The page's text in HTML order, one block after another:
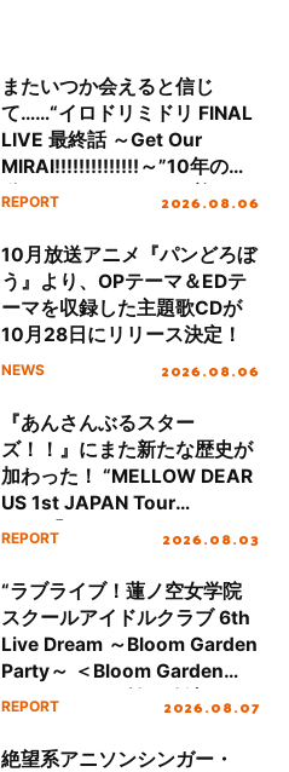
またいつか会えると信じ
て……“イロドリミドリ FINAL
LIVE 最終話 ～Get Our
MIRAI!!!!!!!!!!!!!!～”10年の活
動を経てファイナルを迎える
REPORT 2026.08.06
10月放送アニメ『パンどろぼ
う』より、OPテーマ＆EDテ
ーマを収録した主題歌CDが
10月28日にリリース決定！
NEWS 2026.08.06
『あんさんぶるスター
ズ！！』にまた新たな歴史が
加わった！ “MELLOW DEAR
US 1st JAPAN Tour
Final「NICE to meet YOU
ート!!
REPORT 2026.08.03
“ラブライブ！蓮ノ空女学院
スクールアイドルクラブ 6th
Live Dream ～Bloom Garden
Party～ ＜Bloom Garden
Party Stage／埼玉公演＞”
REPORT 2026.08.07
絶望系アニソンシンガー・